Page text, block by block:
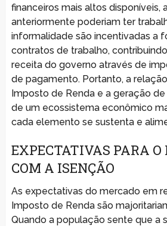
financeiros mais altos disponíveis,
anteriormente poderiam ter
informalidade são incentivadas a
contratos de trabalho,
receita do governo através de
de pagamento. Portanto, a
Imposto de Renda e a geração
de um ecossistema econômico
cada elemento se sustenta e
EXPECTATIVAS PARA O
COM A ISENÇÃO
As expectativas do mercado em
Imposto de Renda são
Quando a população sente que a